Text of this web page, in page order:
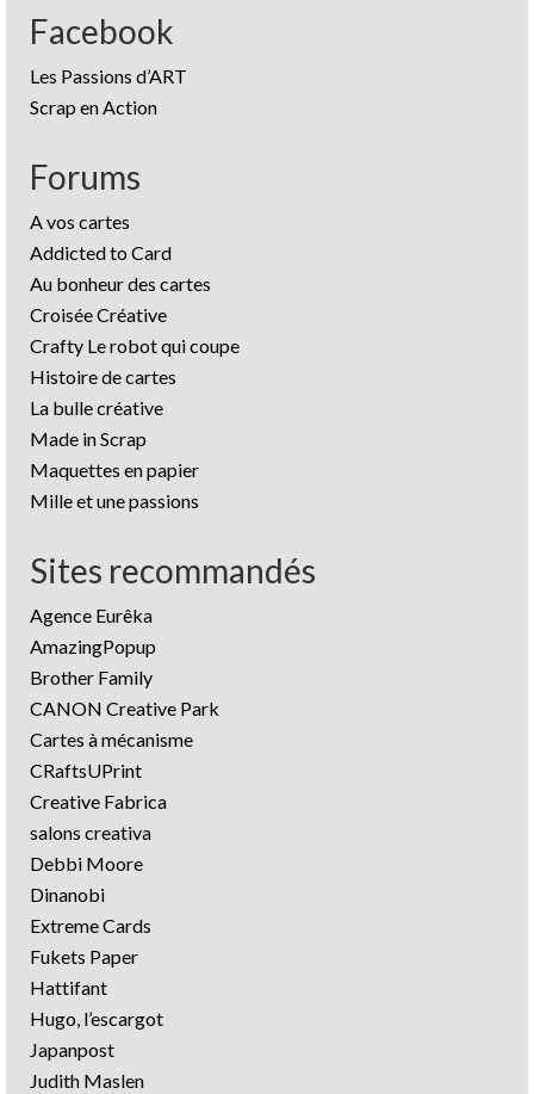
Facebook
Les Passions d’ART
Scrap en Action
Forums
A vos cartes
Addicted to Card
Au bonheur des cartes
Croisée Créative
Crafty Le robot qui coupe
Histoire de cartes
La bulle créative
Made in Scrap
Maquettes en papier
Mille et une passions
Sites recommandés
Agence Eurêka
AmazingPopup
Brother Family
CANON Creative Park
Cartes à mécanisme
CRaftsUPrint
Creative Fabrica
salons creativa
Debbi Moore
Dinanobi
Extreme Cards
Fukets Paper
Hattifant
Hugo, l’escargot
Japanpost
Judith Maslen